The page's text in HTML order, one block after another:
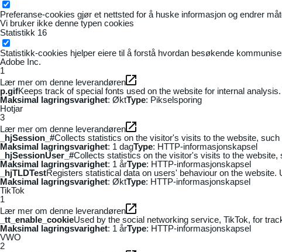
Preferanse-cookies gjør et nettsted for å huske informasjon og endrer
Vi bruker ikke denne typen cookies
Statistikk 16
Statistikk-cookies hjelper eiere til å forstå hvordan besøkende
Adobe Inc.
1
Lær mer om denne leverandøren
p.gifKeeps track of special fonts used on the website for internal
Maksimal lagringsvarighet: ØktType: Pikselsporing
Hotjar
3
Lær mer om denne leverandøren
_hjSession_#Collects statistics on the visitor's visits to the website,
Maksimal lagringsvarighet: 1 dagType: HTTP-informasjonskapsel
_hjSessionUser_#Collects statistics on the visitor's visits to the
Maksimal lagringsvarighet: 1 årType: HTTP-informasjonskapsel
_hjTLDTestRegisters statistical data on users' behaviour on the
Maksimal lagringsvarighet: ØktType: HTTP-informasjonskapsel
TikTok
1
Lær mer om denne leverandøren
_tt_enable_cookieUsed by the social networking service, TikTok, for
Maksimal lagringsvarighet: 1 årType: HTTP-informasjonskapsel
VWO
2